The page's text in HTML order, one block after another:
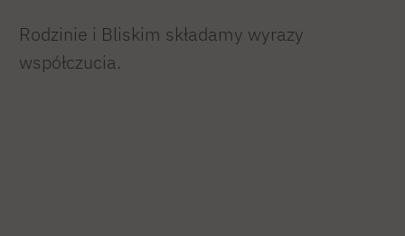
Rodzinie i Bliskim składamy wyrazy
współczucia.